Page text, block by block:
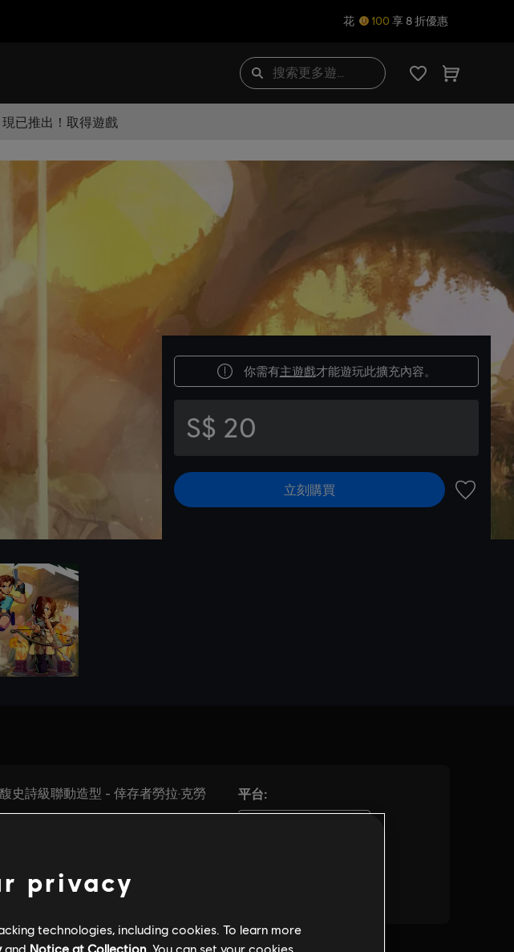
花 100 享 8 折優惠
現已推出！取得遊戲
你需有主遊戲才能遊玩此擴充內容。
S$ 20
立刻購買
privacy
technologies, including cookies. To learn more
and Notice at Collection. You can set your cookies